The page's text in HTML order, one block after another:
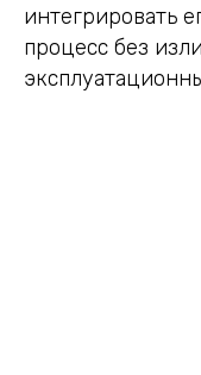
интегрировать
процесс без